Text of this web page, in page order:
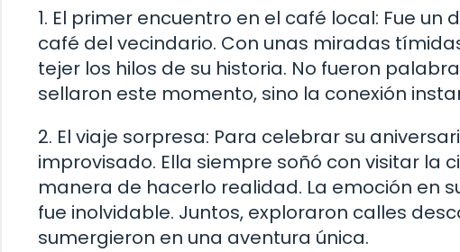
1. El primer encuentro en el café local: Fue
café del vecindario. Con unas miradas
tejer los hilos de su historia. No fueron
sellaron este momento, sino la conexión
2. El viaje sorpresa: Para celebrar su
improvisado. Ella siempre soñó con visitar la
manera de hacerlo realidad. La emoción en
fue inolvidable. Juntos, exploraron calles
sumergieron en una aventura única.